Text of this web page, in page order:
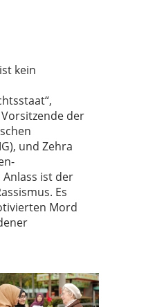
kein
Vorsitzende der
und Zehra
Anlass ist der
Es
Mord